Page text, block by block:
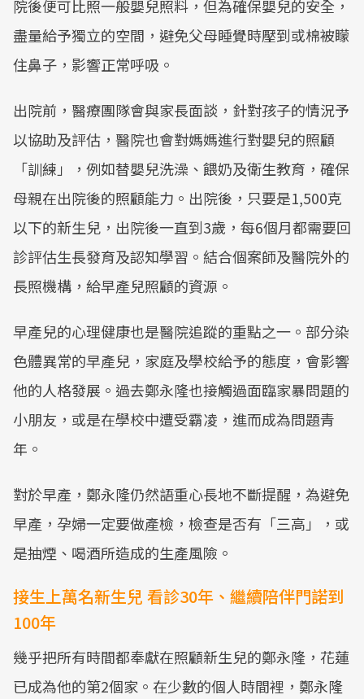
院後便可比照一般嬰兒照料，但為確保嬰兒的安全，
盡量給予獨立的空間，避免父母睡覺時壓到或棉被矇
住鼻子，影響正常呼吸。
出院前，醫療團隊會與家長面談，針對孩子的情況予
以協助及評估，醫院也會對媽媽進行對嬰兒的照顧
「訓練」，例如替嬰兒洗澡、餵奶及衛生教育，確保
母親在出院後的照顧能力。出院後，只要是1,500克
以下的新生兒，出院後一直到3歲，每6個月都需要回
診評估生長發育及認知學習。結合個案師及醫院外的
長照機構，給早產兒照顧的資源。
早產兒的心理健康也是醫院追蹤的重點之一。部分染
色體異常的早產兒，家庭及學校給予的態度，會影響
他的人格發展。過去鄭永隆也接觸過面臨家暴問題的
小朋友，或是在學校中遭受霸凌，進而成為問題青
年。
對於早產，鄭永隆仍然語重心長地不斷提醒，為避免
早產，孕婦一定要做產檢，檢查是否有「三高」，或
是抽煙、喝酒所造成的生產風險。
接生上萬名新生兒 看診30年、繼續陪伴門諾到
100年
幾乎把所有時間都奉獻在照顧新生兒的鄭永隆，花蓮
已成為他的第2個家。在少數的個人時間裡，鄭永隆